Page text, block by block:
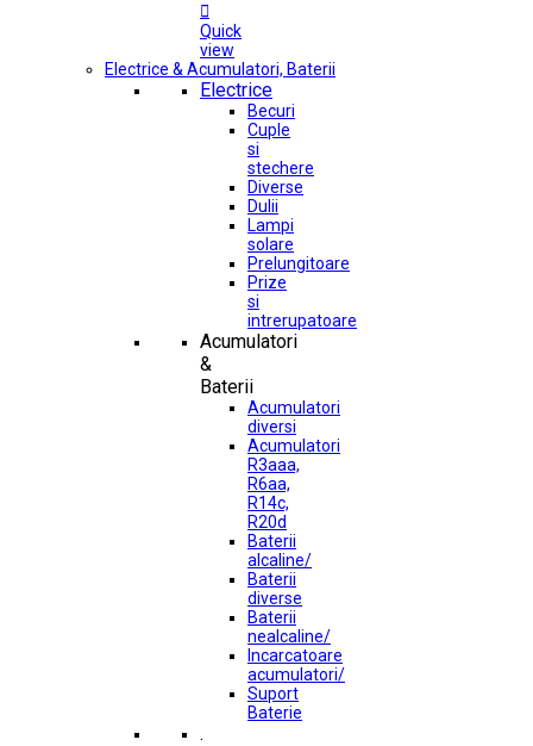

Quick
view
Electrice & Acumulatori, Baterii
Electrice
Becuri
Cuple
si
stechere
Diverse
Dulii
Lampi
solare
Prelungitoare
Prize
si
intrerupatoare
Acumulatori
&
Baterii
Acumulatori
diversi
Acumulatori
R3aaa,
R6aa,
R14c,
R20d
Baterii
alcaline/
Baterii
diverse
Baterii
nealcaline/
Incarcatoare
acumulatori/
Suport
Baterie
.